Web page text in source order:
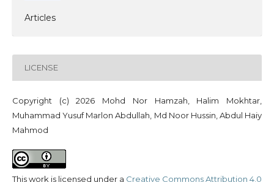
Articles
LICENSE
Copyright (c) 2026 Mohd Nor Hamzah, Halim Mokhtar,
Muhammad Yusuf Marlon Abdullah, Md Noor Hussin, Abdul Haiy
Mahmod
This work is licensed under a Creative Commons Attribution 4.0